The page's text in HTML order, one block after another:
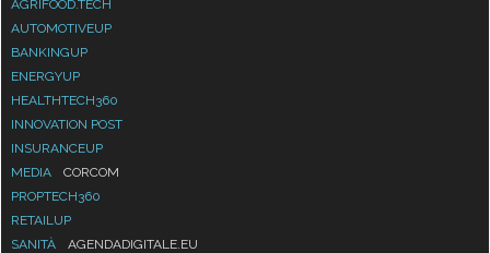
AGRIFOOD.TECH
AUTOMOTIVEUP
BANKINGUP
ENERGYUP
HEALTHTECH360
INNOVATION POST
INSURANCEUP
MEDIA
CORCOM
PROPTECH360
RETAILUP
SANITÀ
AGENDADIGITALE.EU